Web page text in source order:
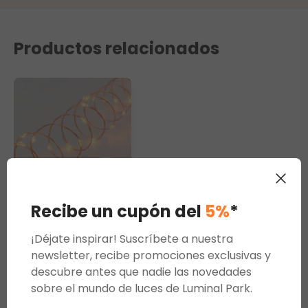
Recibe un cupón del 5%*
¡Déjate inspirar! Suscríbete a nuestra
newsletter, recibe promociones exclusivas y
descubre antes que nadie las novedades
sobre el mundo de luces de Luminal Park.
Productos relacionados
Guirnalda
37,5m 500 Micro
Led extra cálido
25,37 €